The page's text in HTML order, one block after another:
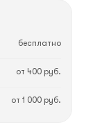
бесплатно
от 400 руб.
от 1 000 руб.